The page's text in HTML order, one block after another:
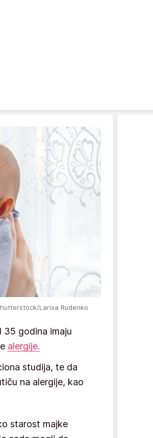
Larisa Rudenko
35 godina imaju
alergije.
studija, te da
na alergije, kao
starost majke